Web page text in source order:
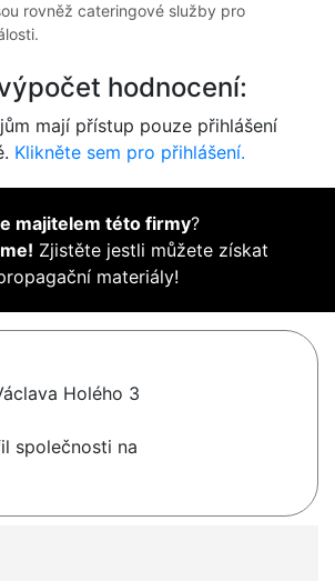
rovněž cateringové služby pro
hodnocení:
mají přístup pouze přihlášení
Klikněte sem pro přihlášení.
majitelem této firmy?
Zjistěte jestli můžete získat
materiály!
Holého 3
společnosti na